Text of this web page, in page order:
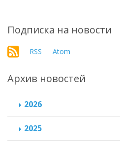
Подписка на новости
RSS Atom
Архив новостей
2026
2025